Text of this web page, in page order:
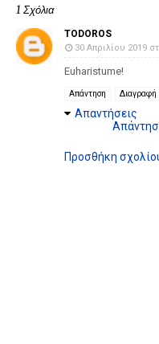
1 Σχόλια
TODOROS
30 Απριλίου 2019
Euharistume!
Απάντηση Διαγραφή
Απαντήσεις
Προσθήκη